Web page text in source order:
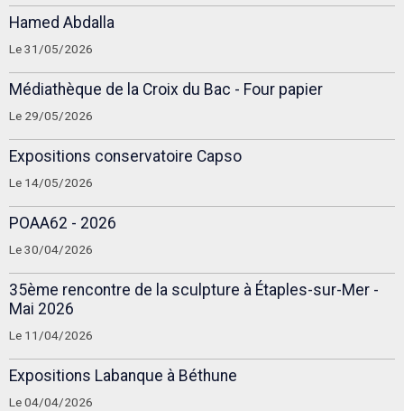
Hamed Abdalla
Le 31/05/2026
Médiathèque de la Croix du Bac - Four papier
Le 29/05/2026
Expositions conservatoire Capso
Le 14/05/2026
POAA62 - 2026
Le 30/04/2026
35ème rencontre de la sculpture à Étaples-sur-Mer -
Mai 2026
Le 11/04/2026
Expositions Labanque à Béthune
Le 04/04/2026